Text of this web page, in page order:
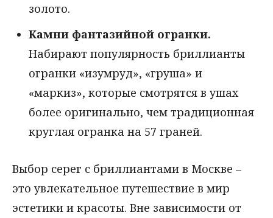
золото.
Камни фантазийной огранки.
Набирают популярность бриллианты
огранки «изумруд», «груша» и
«маркиз», которые смотрятся в ушах
более оригинально, чем традиционная
круглая огранка на 57 граней.
Выбор серег с бриллиантами в Москве –
это увлекательное путешествие в мир
эстетики и красоты. Вне зависимости от